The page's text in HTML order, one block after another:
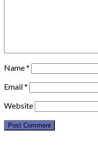
Name*
Email*
Website